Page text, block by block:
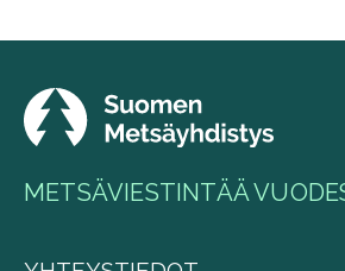
METSÄVIESTINTÄÄ